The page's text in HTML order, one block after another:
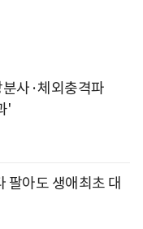
사·체외충격파
'
팔아도 생애최초 대